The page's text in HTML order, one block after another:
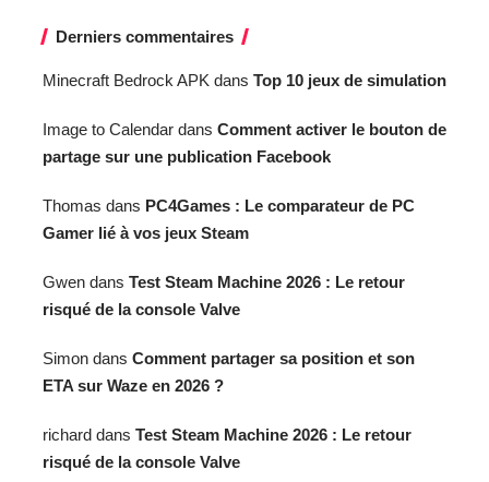
Derniers commentaires
Minecraft Bedrock APK dans Top 10 jeux de simulation
Image to Calendar dans Comment activer le bouton de
partage sur une publication Facebook
Thomas dans PC4Games : Le comparateur de PC
Gamer lié à vos jeux Steam
Gwen dans Test Steam Machine 2026 : Le retour
risqué de la console Valve
Simon dans Comment partager sa position et son
ETA sur Waze en 2026 ?
richard dans Test Steam Machine 2026 : Le retour
risqué de la console Valve